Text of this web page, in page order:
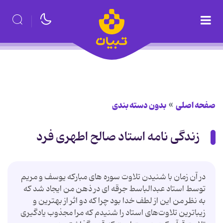
صفحه اصلی بدون دسته بندی
زندگی نامه استاد صالح اطهری فرد
در آن زمان با شنیدن تلاوت سوره های مبارکه یوسف و مریم
توسط استاد عبدالباسط جرقه ای در ذهن من ایجاد شد که
به نظر من این از لطف خدا بود چرا که دو اثر از بهترین و
زیباترین تلاوت‌های استاد را شنیدم که مرا مجذوب یادگیری